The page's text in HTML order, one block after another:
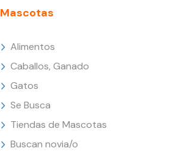
Mascotas
Alimentos
Caballos, Ganado
Gatos
Se Busca
Tiendas de Mascotas
Buscan novia/o